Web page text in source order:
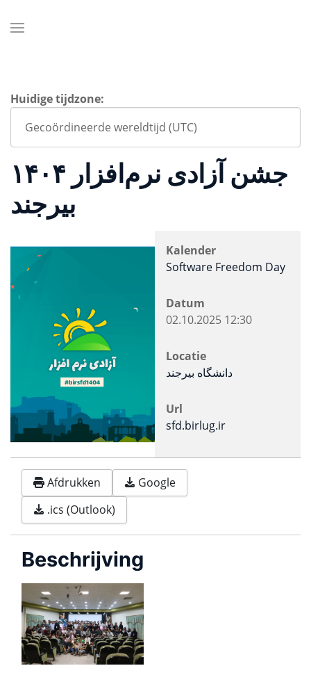
Huidige tijdzone:
جشن آزادی نرم‌افزار ۱۴۰۴
بیرجند
Kalender
Software Freedom Day
Datum
02.10.2025 12:30
Locatie
دانشگاه بیرجند
Url
sfd.birlug.ir
Afdrukken
Google
.ics (Outlook)
Beschrijving